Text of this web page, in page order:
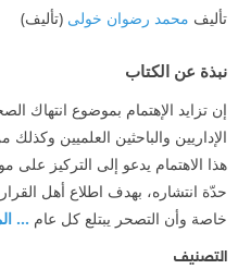
تأليف محمد رضوان خولى (تأليف)
نبذة عن الكتاب
إن تزايد الإهتمام بموضوع انتهاك
الإداريين والباحثين العلميين
هذا الاهتمام يدعو إلى التركيز
حدّة انتشاره، بهدف اطلاع أهل
خاصة وأن التصحر يبتلع كل عام ...
التصنيف